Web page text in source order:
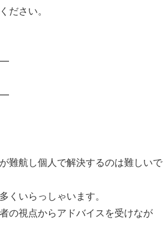
ださい。
難航し個人で解決するのは難しいで
くいらっしゃいます。
の視点からアドバイスを受けなが